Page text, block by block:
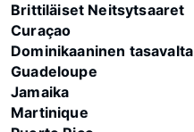
Brittiläiset Neitsytsaaret
Curaçao
Dominikaaninen tasavalta
Guadeloupe
Jamaika
Martinique